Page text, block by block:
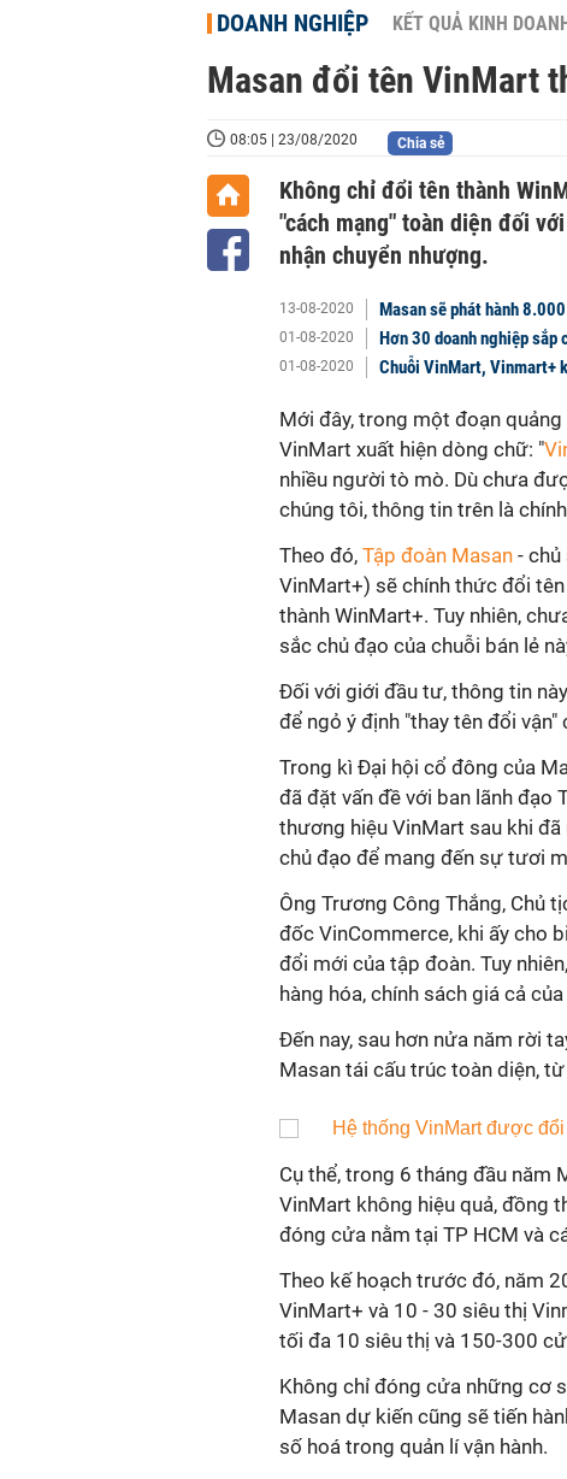
DOANH NGHIỆP KẾT QUẢ KINH DOANH
Masan đổi tên VinMart
08:05 | 23/08/2020 Chia sẻ
Không chỉ đổi tên thành
"cách mạng" toàn diện đối
nhận chuyển nhượng.
13-08-2020 Masan sẽ phát hành
01-08-2020 Hơn 30 doanh nghiệp
01-08-2020 Chuỗi VinMart, Vinmart+
Mới đây, trong một đoạn
VinMart xuất hiện dòng chữ: "
nhiều người tò mò. Dù chưa
chúng tôi, thông tin trên là
Theo đó, Tập đoàn Masan -
VinMart+) sẽ chính thức đổi
thành WinMart+. Tuy nhiên,
sắc chủ đạo của chuỗi bán lẻ
Đối với giới đầu tư, thông tin
để ngỏ ý định "thay tên đổi vận"
Trong kì Đại hội cổ đông của
đã đặt vấn đề với ban lãnh đạo
thương hiệu VinMart sau khi đã
chủ đạo để mang đến sự tươi
Ông Trương Công Thắng, Chủ
đốc VinCommerce, khi ấy cho
đổi mới của tập đoàn. Tuy
hàng hóa, chính sách giá cả
Đến nay, sau hơn nửa năm rời
Masan tái cấu trúc toàn diện,
Cụ thể, trong 6 tháng đầu năm
VinMart không hiệu quả, đồng
đóng cửa nằm tại TP HCM và
Theo kế hoạch trước đó, năm
VinMart+ và 10 - 30 siêu thị
tối đa 10 siêu thị và 150-300
Không chỉ đóng cửa những cơ
Masan dự kiến cũng sẽ tiến
số hoá trong quản lí vận hành.